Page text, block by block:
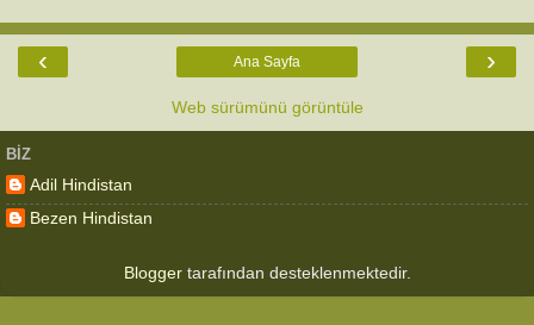
‹ ›
Ana Sayfa
Web sürümünü görüntüle
BIZ
Adil Hindistan
Bezen Hindistan
Bloggertarafından desteklenmektedir.